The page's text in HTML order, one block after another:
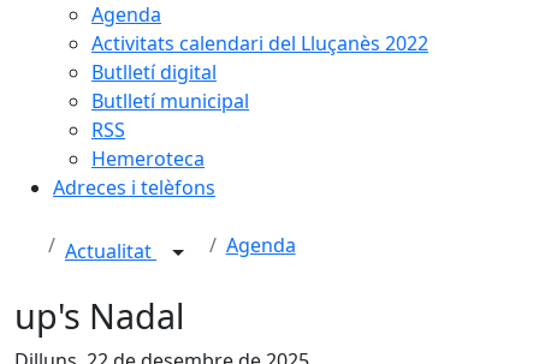
Agenda
Activitats calendari del Lluçanès 2022
Butlletí digital
Butlletí municipal
RSS
Hemeroteca
Adreces i telèfons
Actualitat Agenda
up's Nadal